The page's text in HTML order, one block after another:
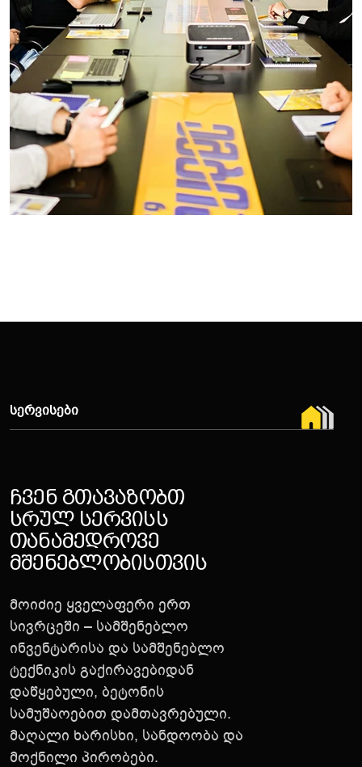
ᲡᲔᲠᲕᲘᲡᲔᲑᲘ
Ჩვენ Გთავაზობთ
Სრულ Სერვისს
Თანამედროვე
Მშენებლობისთვის
მოიძიე ყველაფერი ერთ
სივრცეში – სამშენებლო
ინვენტარისა და სამშენებლო
ტექნიკის გაქირავებიდან
დაწყებული, ბეტონის
სამუშაოებით დამთავრებული.
მაღალი ხარისხი, სანდოობა და
მოქნილი პირობები.